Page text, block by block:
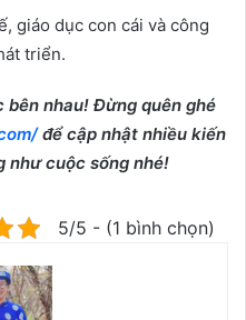
giáo dục con cái và công
triển.
bên nhau! Đừng quên ghé
để cập nhật nhiều kiến
như cuộc sống nhé!
5/5 - (1 bình chọn)